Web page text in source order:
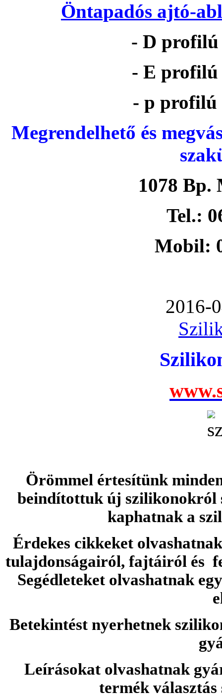
Öntapadós ajtó-
- D profilú
- E profilú
- p profilú
Megrendelhető és
1078 Bp.
Tel.:
Mobil:
2016-
Örömmel értesítünk
beindítottuk új szilikonokról
kaphatnak a
Érdekes cikkeket
tulajdonságairól, fajtáiról és
Segédleteket olvashatnak
Betekintést nyerhetnek
Leírásokat olvashatnak
termék